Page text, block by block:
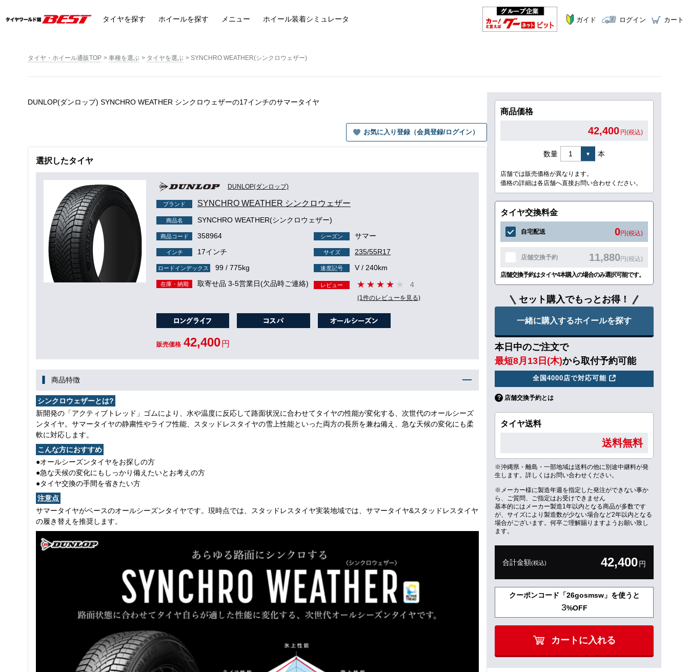
タイヤを探す ホイールを探す メニュー ホイール装着シミュレータ ガイド ログイン カート
タイヤ・ホイール通販TOP 車種を選ぶ タイヤを選ぶ SYNCHRO WEATHER(シンクロウェザー)
DUNLOP(ダンロップ) SYNCHRO WEATHER シンクロウェザーの17インチのサマータイヤ
お気に入り登録（会員登録/ログイン）
選択したタイヤ
DUNLOP(ダンロップ)
ブランド SYNCHRO WEATHER シンクロウェザー
商品名 SYNCHRO WEATHER(シンクロウェザー)
商品コード 358964 シーズン サマー
インチ 17インチ サイズ 235/55R17
ロードインデックス 99 / 775kg 速度記号 V / 240km
在庫・納期 取寄せ品 3-5営業日(欠品時ご連絡) レビュー 4
(1件のレビューを見る)
販売価格 42,400 円
商品特徴
シンクロウェザーとは?
新開発の「アクティブトレッド」ゴムにより、水や温度に反応して路面状況に合わせてタイヤの性能が変化する、次世代のオールシーズ
ンタイヤ。サマータイヤの静粛性やライフ性能、スタッドレスタイヤの雪上性能といった両方の長所を兼ね備え、急な天候の変化にも柔
軟に対応します。
こんな方におすすめ
●オールシーズンタイヤをお探しの方
●急な天候の変化にもしっかり備えたいとお考えの方
●タイヤ交換の手間を省きたい方
注意点
サマータイヤがベースのオールシーズンタイヤです。現時点では、スタッドレスタイヤ実装地域では、サマータイヤ&スタッドレスタイヤ
の履き替えを推奨します。
商品価格
42,400 円(税込)
数量 本
店舗では販売価格が異なります。
価格の詳細は各店舗へ直接お問い合わせください。
タイヤ交換料金
自宅配送 0円(税込)
店舗交換予約 11,880円(税込)
店舗交換予約はタイヤ4本購入の場合のみ選択可能です。
セット購入でもっとお得！
一緒に購入するホイールを探す
本日中のご注文で
最短8月13日(木)から取付予約可能
全国4000店で対応可能
店舗交換予約とは
タイヤ送料
送料無料
※沖縄県・離島・一部地域は送料の他に別途中継料が発
生します。詳しくはお問い合わせください。
※メーカー様に製造年週を指定した発注ができない事か
ら、ご質問、ご指定はお受けできません
基本的にはメーカー製造1年以内となる商品が多数です
が、サイズにより製造数が少ない場合など2年以内となる
場合がございます。何卒ご理解賜りますようお願い致し
ます。
合計金額(税込) 42,400円
クーポンコード「26gosmsw」を使うと
3%OFF
カートに入れる